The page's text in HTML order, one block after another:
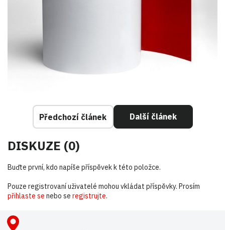
Předchozí článek Další článek
DISKUZE (0)
Buďte první, kdo napíše příspěvek k této položce.
Pouze registrovaní uživatelé mohou vkládat příspěvky. Prosím
přihlaste se nebo se registrujte.